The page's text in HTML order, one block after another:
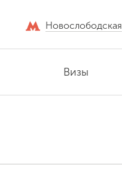
Новослободская
Визы